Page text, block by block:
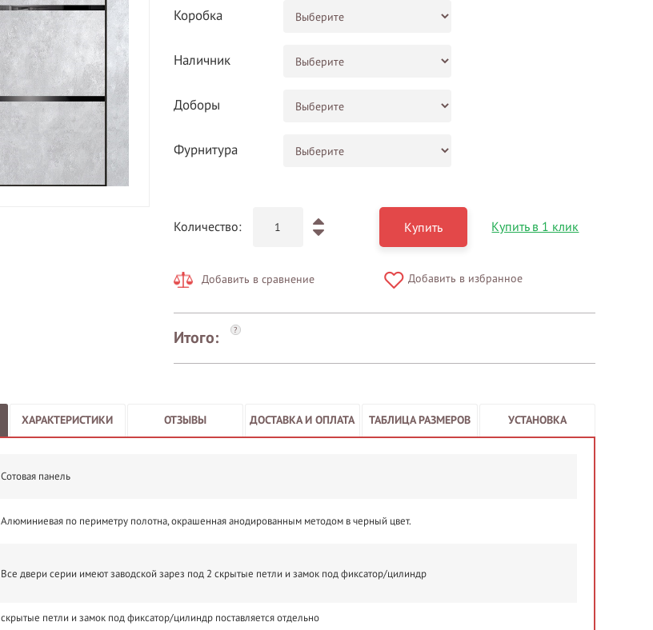
Коробка
Наличник
Доборы
Фурнитура
Количество: Купить Купить в 1 клик
Добавить в сравнение Добавить в избранное
Итого: ?
ХАРАКТЕРИСТИКИ ОТЗЫВЫ ДОСТАВКА И ОПЛАТА ТАБЛИЦА РАЗМЕРОВ УСТАНОВКА
Сотовая панель
Алюминиевая по периметру полотна, окрашенная анодированным методом в черный цвет.
Все двери серии имеют заводской зарез под 2 скрытые петли и замок под фиксатор/цилиндр
скрытые петли и замок под фиксатор/цилиндр поставляется отдельно